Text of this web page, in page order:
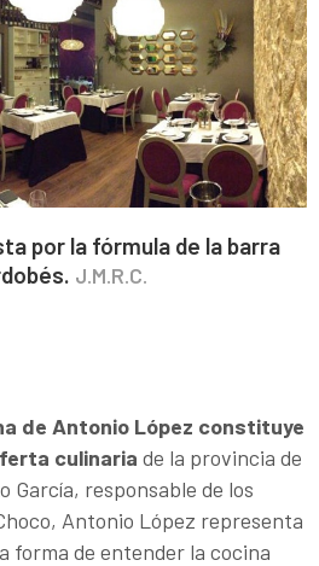
por la fórmula de la barra
J.M.R.C.
de Antonio López constituye
culinaria de la provincia de
García, responsable de los
Antonio López representa
forma de entender la cocina